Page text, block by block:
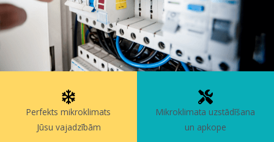
Perfekts mikroklimats
Jūsu vajadzībām
Mikroklimata uzstādīšana
un apkope